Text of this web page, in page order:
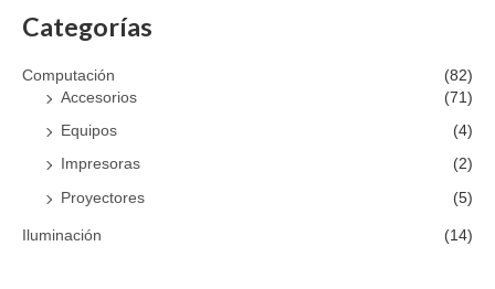
Categorías
Computación
(82)
Accesorios
(71)
Equipos (4)
Impresoras (2)
Proyectores (5)
Iluminación (14)